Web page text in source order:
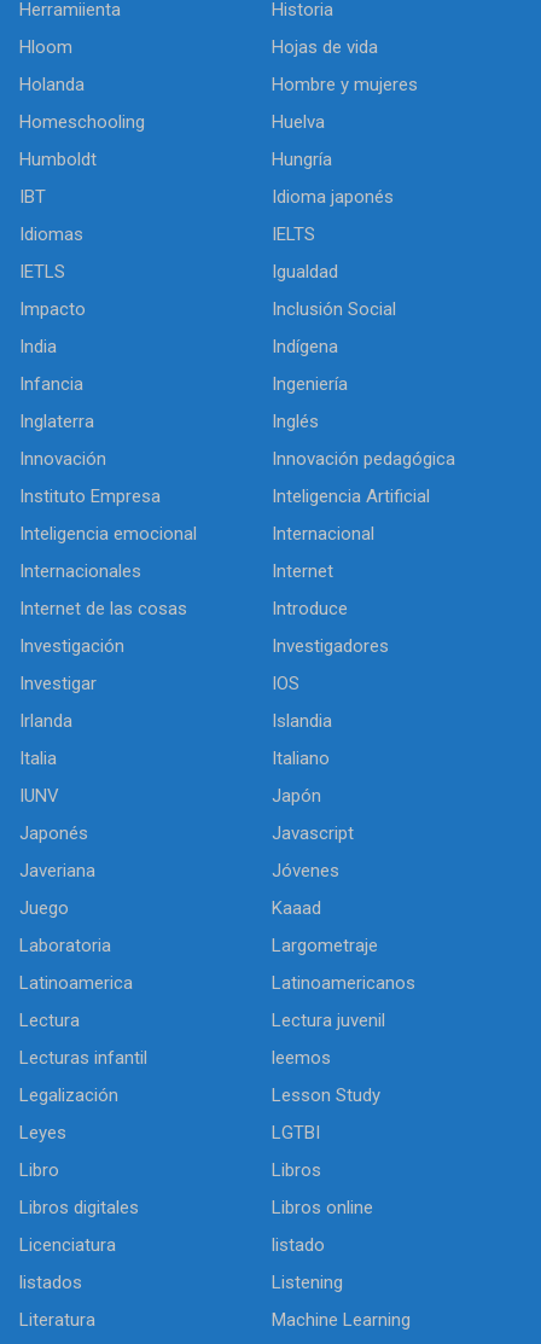
Herramiienta
Historia
Hloom
Hojas de vida
Holanda
Hombre y mujeres
Homeschooling
Huelva
Humboldt
Hungría
IBT
Idioma japonés
Idiomas
IELTS
IETLS
Igualdad
Impacto
Inclusión Social
India
Indígena
Infancia
Ingeniería
Inglaterra
Inglés
Innovación
Innovación pedagógica
Instituto Empresa
Inteligencia Artificial
Inteligencia emocional
Internacional
Internacionales
Internet
Internet de las cosas
Introduce
Investigación
Investigadores
Investigar
IOS
Irlanda
Islandia
Italia
Italiano
IUNV
Japón
Japonés
Javascript
Javeriana
Jóvenes
Juego
Kaaad
Laboratoria
Largometraje
Latinoamerica
Latinoamericanos
Lectura
Lectura juvenil
Lecturas infantil
leemos
Legalización
Lesson Study
Leyes
LGTBI
Libro
Libros
Libros digitales
Libros online
Licenciatura
listado
listados
Listening
Literatura
Machine Learning